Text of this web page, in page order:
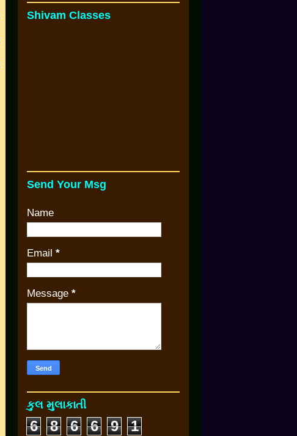
Shivam Classes
Send Your Msg
Name
Email *
Message *
કુલ મુલાકાતી
6 8 6 6 9 1